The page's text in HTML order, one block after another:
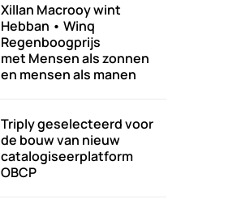
Xillan Macrooy wint
Hebban • Winq
Regenboogprijs
met Mensen als zonnen
en mensen als manen
Triply geselecteerd voor
de bouw van nieuw
catalogiseerplatform
OBCP